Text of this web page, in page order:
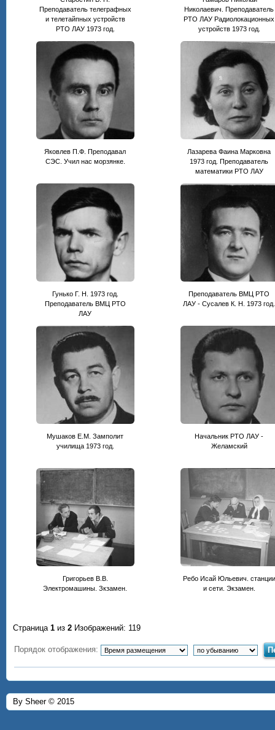
Преподаватель телеграфных
и телетайпных устройств
РТО ЛАУ 1973 год.
Николаевич. Преподаватель
РТО ЛАУ Радиолокационных
устройств 1973 год.
Яковлев П.Ф. Преподавал
СЭС. Учил нас морзянке.
Лазарева Фаина Марковна
1973 год. Преподаватель
математики РТО ЛАУ
Гунько Г. Н. 1973 год.
Преподаватель ВМЦ РТО
ЛАУ
Преподаватель ВМЦ РТО
ЛАУ - Сусалев К. Н. 1973 год.
Мушаков Е.М. Замполит
училища 1973 год.
Начальник РТО ЛАУ -
Желамский
Григорьев В.В.
Электромашины. Зкзамен.
Ребо Исай Юльевич. станции
и сети. Экзамен.
Страница 1 из 2 Изображений: 119
Порядок отображения:
By Sheer © 2015